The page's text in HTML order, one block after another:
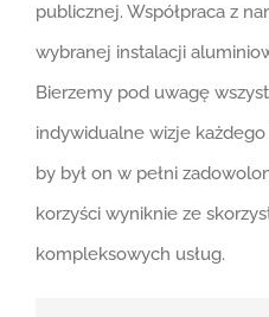
publicznej. Współpraca z
wybranej instalacji
Bierzemy pod uwagę
indywidualne wizje
by był on w pełni
korzyści wyniknie ze
kompleksowych usług.